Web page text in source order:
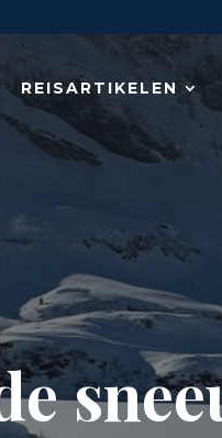
REISARTIKELEN